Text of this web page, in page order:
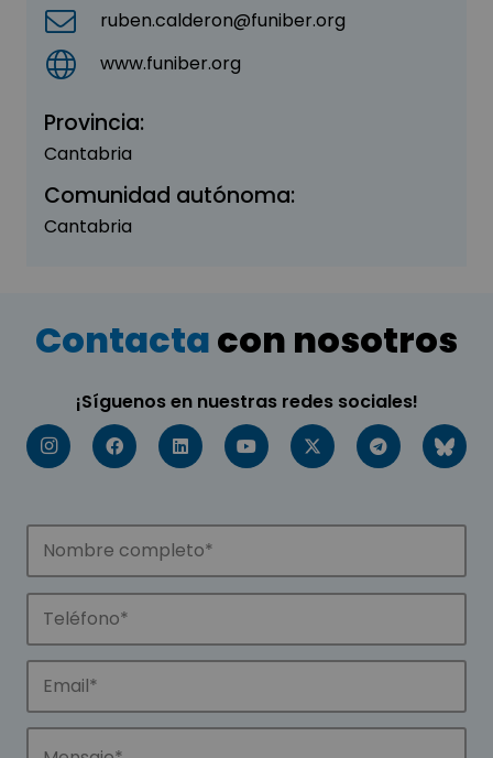
ruben.calderon@funiber.org
www.funiber.org
Provincia:
Cantabria
Comunidad autónoma:
Cantabria
Contactacon nosotros
¡Síguenos en nuestras redes sociales!